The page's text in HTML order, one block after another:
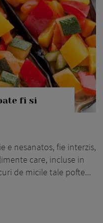
fi si
e nesanatos, fie interzis,
care, incluse in
de micile tale pofte...